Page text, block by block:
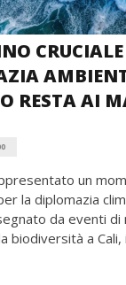
RESTA AI
un
la diplomazia
da eventi di
biodiversità a Cali,